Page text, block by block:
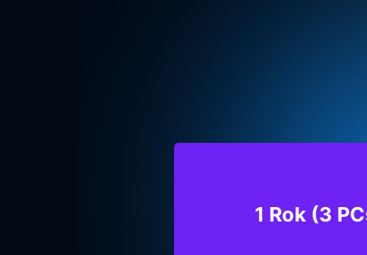
1 Rok (3